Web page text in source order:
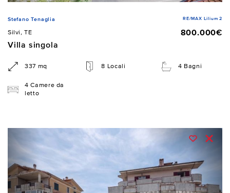
Stefano Tenaglia RE/MAX Lilium 2
Silvi, TE
800.000€
Villa singola
337 mq 8 Locali 4 Bagni
4 Camere da
letto